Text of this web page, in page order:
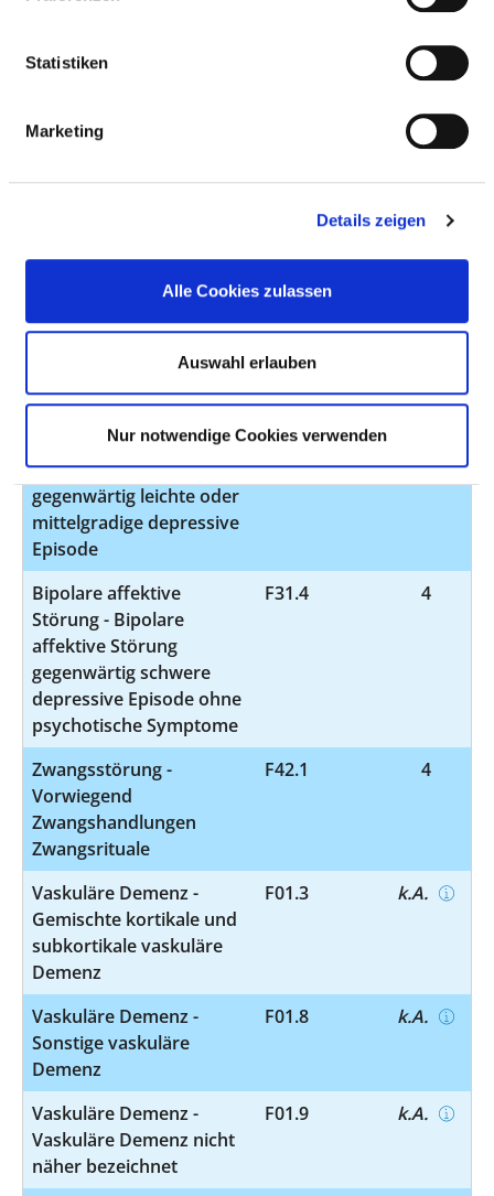
Statistiken
Marketing
Details zeigen
Alle Cookies zulassen
Auswahl erlauben
Nur notwendige Cookies verwenden
Akute schizophreniforme
4
Schizoaffektive
4
Störung - Bipolare
affektive Störung
gegenwärtig manische
psychotische Symptome
Störung - Bipolare
affektive Störung
gegenwärtig leichte oder
mittelgradige depressive
Episode
Bipolare affektive
Störung - Bipolare
affektive Störung
gegenwärtig schwere
depressive Episode ohne
psychotische Symptome
F31.4 4
Zwangsstörung -
Vorwiegend
Zwangshandlungen
Zwangsrituale
F42.1 4
Vaskuläre Demenz -
Gemischte kortikale und
subkortikale vaskuläre
Demenz
F01.3 k.A.
Vaskuläre Demenz -
Sonstige vaskuläre
Demenz
F01.8 k.A.
Vaskuläre Demenz -
Vaskuläre Demenz nicht
näher bezeichnet
F01.9 k.A.